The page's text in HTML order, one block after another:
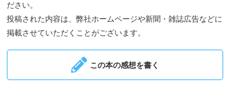
ださい。
投稿された内容は、弊社ホームページや新聞・雑誌広告などに
掲載させていただくことがございます。
この本の感想を書く